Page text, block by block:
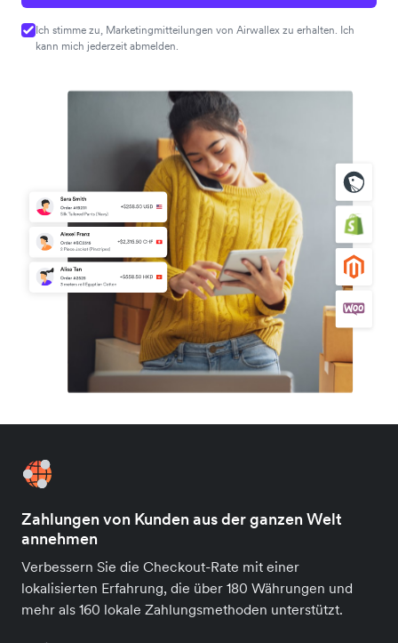
Ich stimme zu, Marketingmitteilungen von Airwallex zu erhalten. Ich
kann mich jederzeit abmelden.
Zahlungen von Kunden aus der ganzen Welt
annehmen
Verbessern Sie die Checkout-Rate mit einer
lokalisierten Erfahrung, die über 180 Währungen und
mehr als 160 lokale Zahlungsmethoden unterstützt.